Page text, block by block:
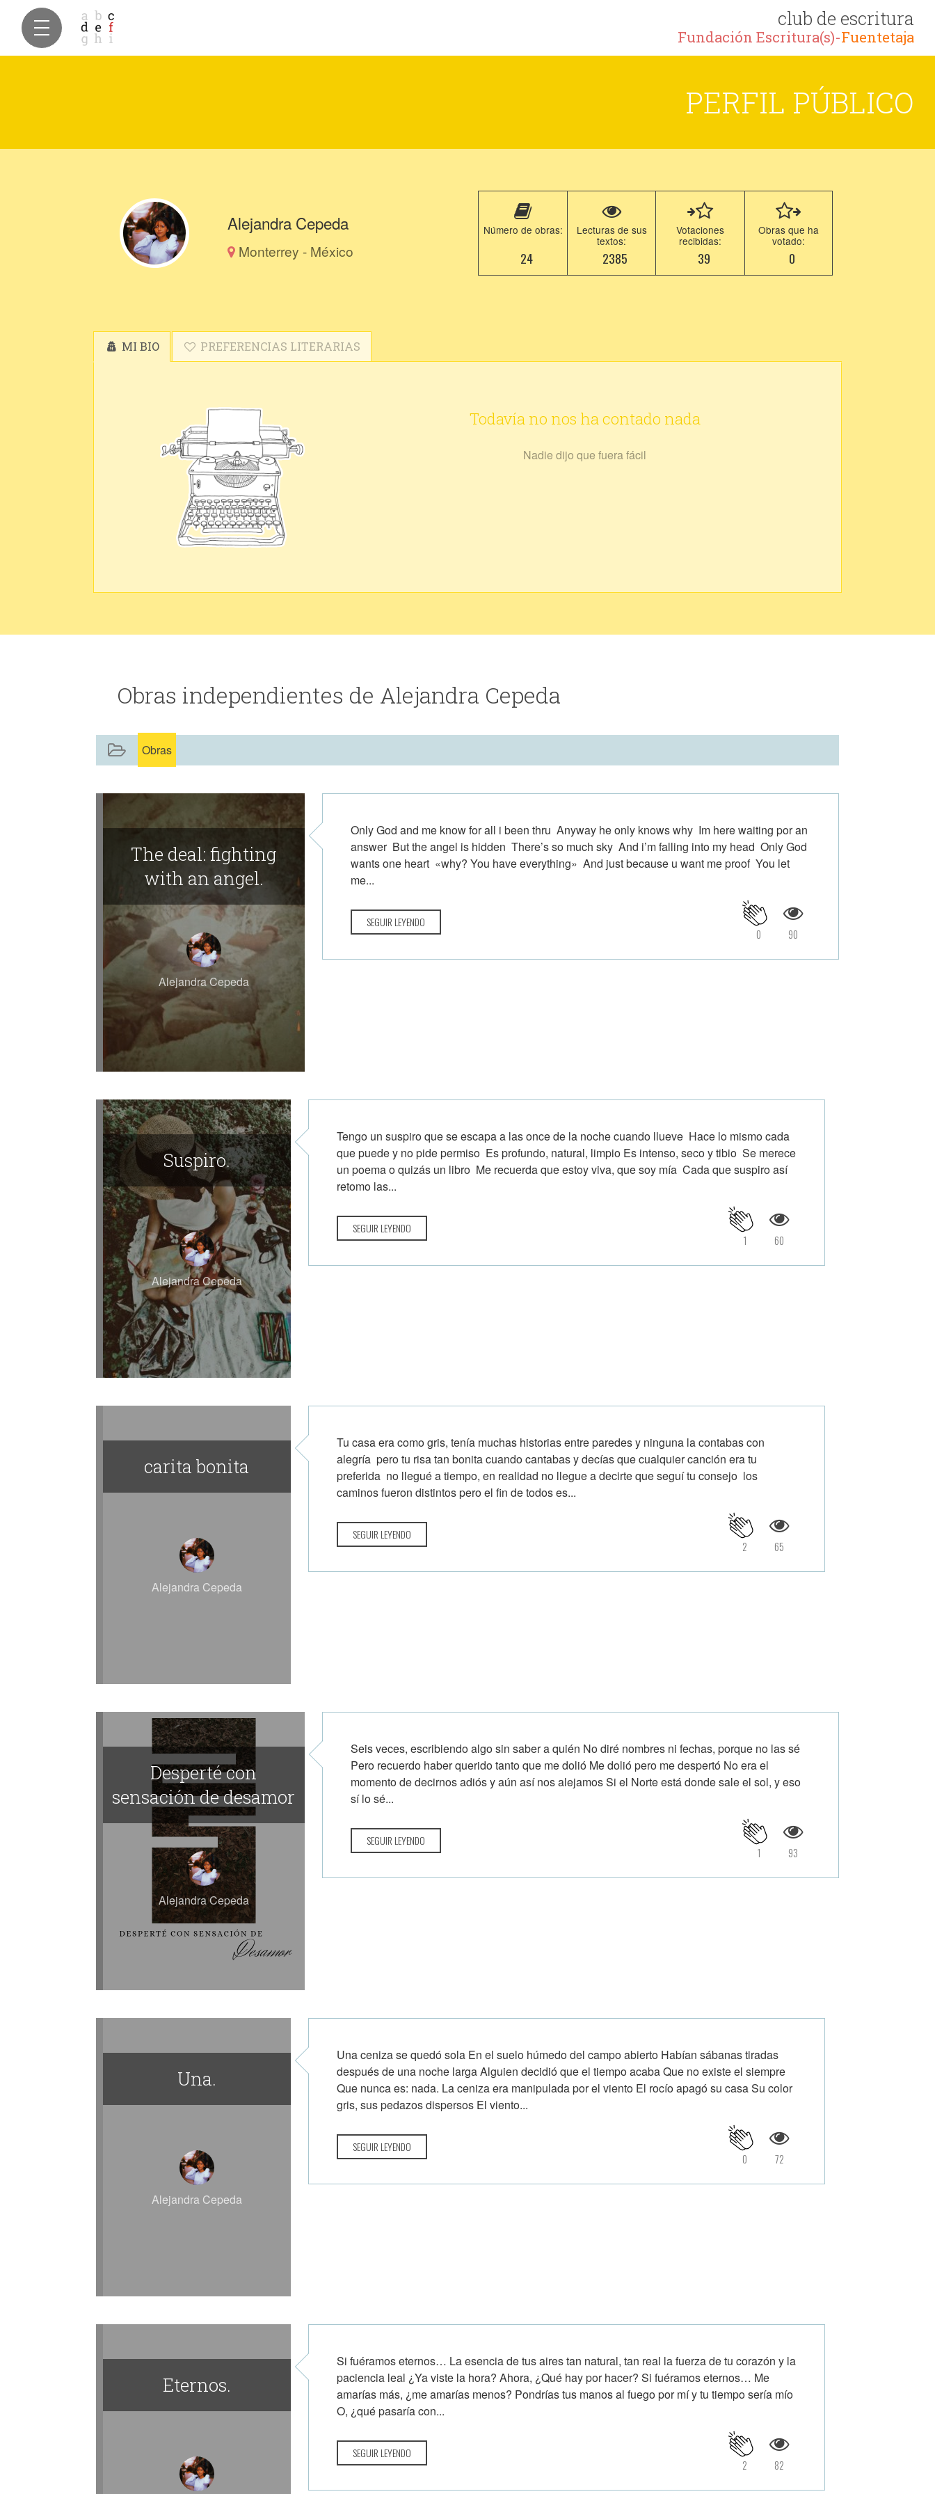
club de escritura
Fundación Escritura(s)-Fuentetaja
PERFIL PÚBLICO
Alejandra Cepeda
Monterrey - México
Número de obras:
24
Lecturas de sus
textos:
2385
Votaciones
recibidas:
39
Obras que ha
votado:
0
MI BIO PREFERENCIAS LITERARIAS
Todavía no nos ha contado nada
Nadie dijo que fuera fácil
Obras independientes de Alejandra Cepeda
Obras
The deal: fighting
with an angel.
Alejandra Cepeda
Only God and me know for all i been thru Anyway he only knows why Im here waiting por an
answer But the angel is hidden There’s so much sky And i’m falling into my head Only God
wants one heart «why? You have everything» And just because u want me proof You let
me...
SEGUIR LEYENDO
90
0
Suspiro.
Alejandra Cepeda
Tengo un suspiro que se escapa a las once de la noche cuando llueve Hace lo mismo cada
que puede y no pide permiso Es profundo, natural, limpio Es intenso, seco y tibio Se merece
un poema o quizás un libro Me recuerda que estoy viva, que soy mía Cada que suspiro así
retomo las...
SEGUIR LEYENDO
60
1
carita bonita
Alejandra Cepeda
Tu casa era como gris, tenía muchas historias entre paredes y ninguna la contabas con
alegría pero tu risa tan bonita cuando cantabas y decías que cualquier canción era tu
preferida no llegué a tiempo, en realidad no llegue a decirte que seguí tu consejo los
caminos fueron distintos pero el fin de todos es...
SEGUIR LEYENDO
65
2
Desperté con
sensación de desamor
Alejandra Cepeda
Seis veces, escribiendo algo sin saber a quién No diré nombres ni fechas, porque no las sé
Pero recuerdo haber querido tanto que me dolió Me dolió pero me despertó No era el
momento de decirnos adiós y aún así nos alejamos Si el Norte está donde sale el sol, y eso
sí lo sé...
SEGUIR LEYENDO
93
1
Una.
Alejandra Cepeda
Una ceniza se quedó sola En el suelo húmedo del campo abierto Habían sábanas tiradas
después de una noche larga Alguien decidió que el tiempo acaba Que no existe el siempre
Que nunca es: nada. La ceniza era manipulada por el viento El rocío apagó su casa Su color
gris, sus pedazos dispersos El viento...
SEGUIR LEYENDO
72
0
Eternos.
Si fuéramos eternos… La esencia de tus aires tan natural, tan real la fuerza de tu corazón y la
paciencia leal ¿Ya viste la hora? Ahora, ¿Qué hay por hacer? Si fuéramos eternos… Me
amarías más, ¿me amarías menos? Pondrías tus manos al fuego por mí y tu tiempo sería mío
O, ¿qué pasaría con...
SEGUIR LEYENDO
82
2